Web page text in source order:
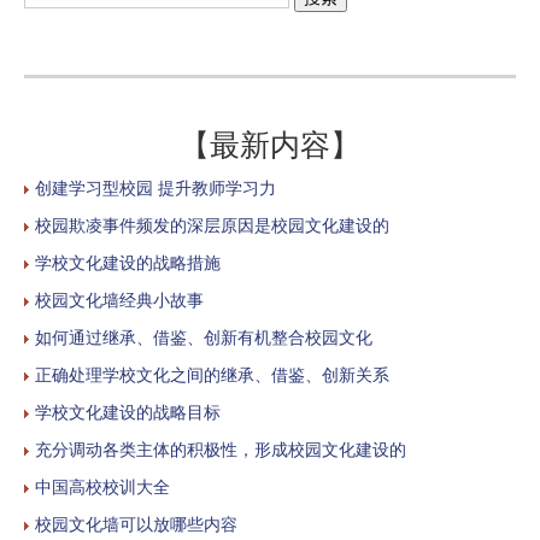
【最新内容】
创建学习型校园 提升教师学习力
校园欺凌事件频发的深层原因是校园文化建设的
学校文化建设的战略措施
校园文化墙经典小故事
如何通过继承、借鉴、创新有机整合校园文化
正确处理学校文化之间的继承、借鉴、创新关系
学校文化建设的战略目标
充分调动各类主体的积极性，形成校园文化建设的
中国高校校训大全
校园文化墙可以放哪些内容